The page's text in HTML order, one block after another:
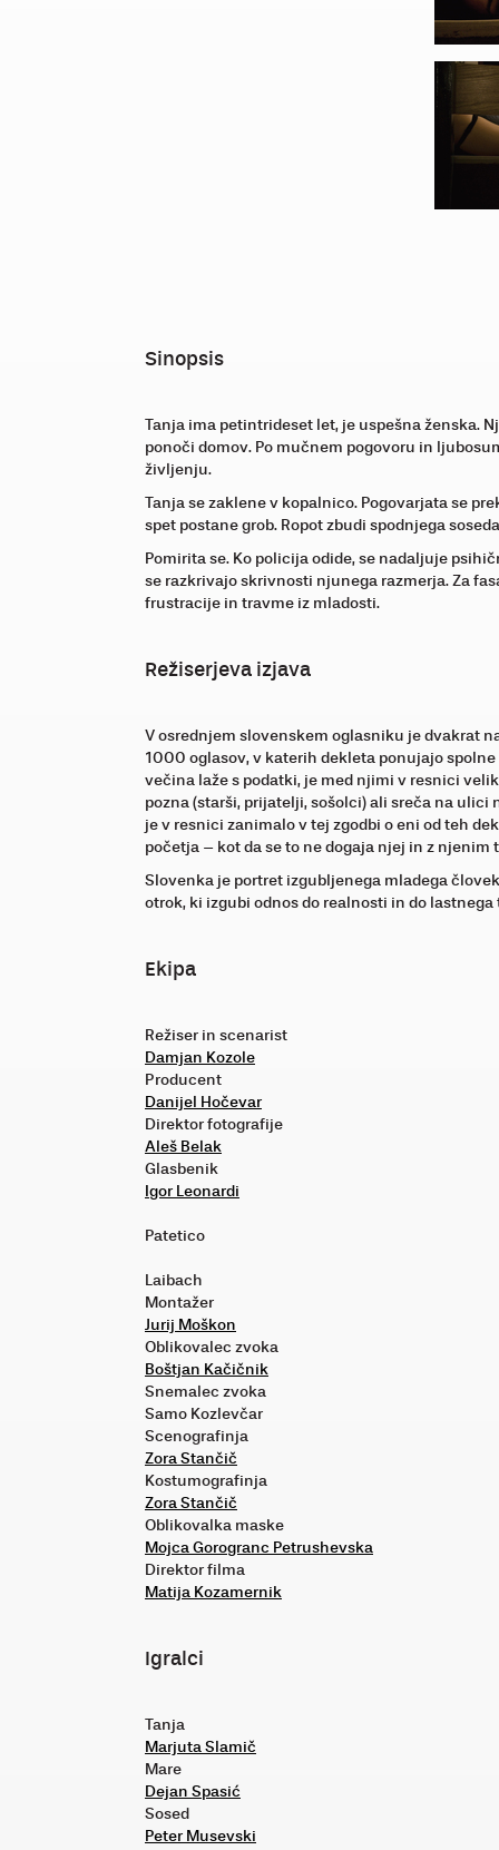
Sinopsis
Tanja ima petintrideset let, je uspešna ženska.
ponoči domov. Po mučnem pogovoru in
življenju.
Tanja se zaklene v kopalnico. Pogovarjata se
spet postane grob. Ropot zbudi spodnjega
Pomirita se. Ko policija odide, se nadaljuje
se razkrivajo skrivnosti njunega razmerja. Za
frustracije in travme iz mladosti.
Režiserjeva izjava
V osrednjem slovenskem oglasniku je dvakrat
1000 oglasov, v katerih dekleta ponujajo
večina laže s podatki, je med njimi v resnici
pozna (starši, prijatelji, sošolci) ali sreča na
je v resnici zanimalo v tej zgodbi o eni od teh
početja – kot da se to ne dogaja njej in z
Slovenka je portret izgubljenega mladega
otrok, ki izgubi odnos do realnosti in do
Ekipa
Režiser in scenarist
Damjan Kozole
Producent
Danijel Hočevar
Direktor fotografije
Aleš Belak
Glasbenik
Igor Leonardi
Patetico
Laibach
Montažer
Jurij Moškon
Oblikovalec zvoka
Boštjan Kačičnik
Snemalec zvoka
Samo Kozlevčar
Scenografinja
Zora Stančič
Kostumografinja
Zora Stančič
Oblikovalka maske
Mojca Gorogranc Petrushevska
Direktor filma
Matija Kozamernik
Igralci
Tanja
Marjuta Slamič
Mare
Dejan Spasić
Sosed
Peter Musevski